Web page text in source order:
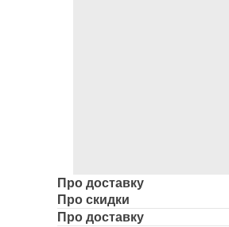
Про доставку
Про скидки
Про доставку